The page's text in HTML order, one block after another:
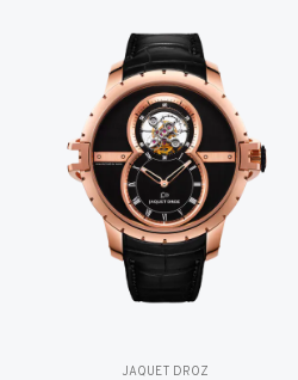
JAQUET DROZ